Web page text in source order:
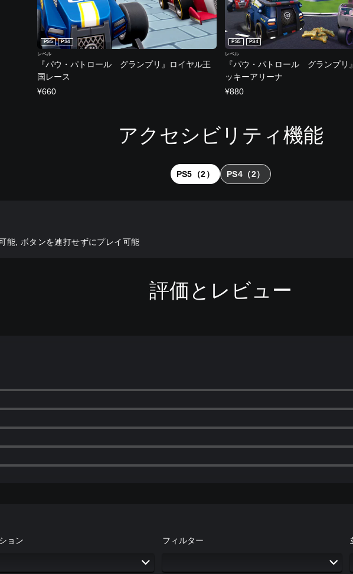
『パウ・パトロール グランプリ』ロイヤル王
国レース
PS5 PS4
レベル
¥660
『パウ・パトロール グランプリ
ッキーアリーナ
PS5 PS4
レベル
¥880
アクセシビリティ機能
PS5（2） PS4（2）
能, ボタンを連打せずにプレイ可能
評価とレビュー
ョン フィルター